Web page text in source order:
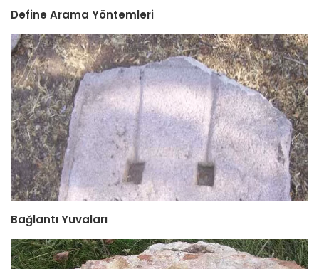
Define Arama Yöntemleri
Bağlantı Yuvaları